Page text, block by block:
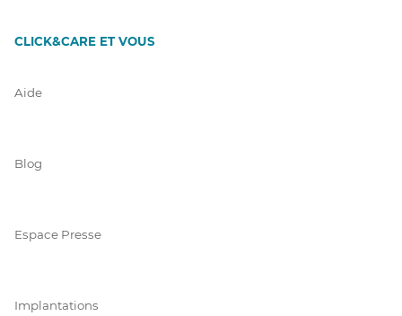
CLICK&CARE ET VOUS
Aide
Blog
Espace Presse
Implantations